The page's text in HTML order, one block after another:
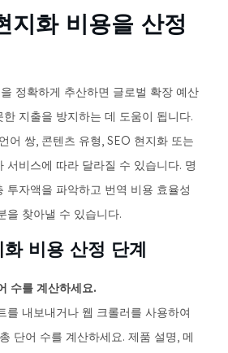
지화 비용을 산정
정확하게 추산하면 글로벌 확장 예산
지출을 방지하는 데 도움이 됩니다.
어 쌍, 콘텐츠 유형, SEO 현지화 또는
서비스에 따라 달라질 수 있습니다. 명
투자액을 파악하고 번역 비용 효율성
을 찾아낼 수 있습니다.
비용 산정 단계
수를 계산하세요.
를 내보내거나 웹 크롤러를 사용하여
단어 수를 계산하세요. 제품 설명, 메